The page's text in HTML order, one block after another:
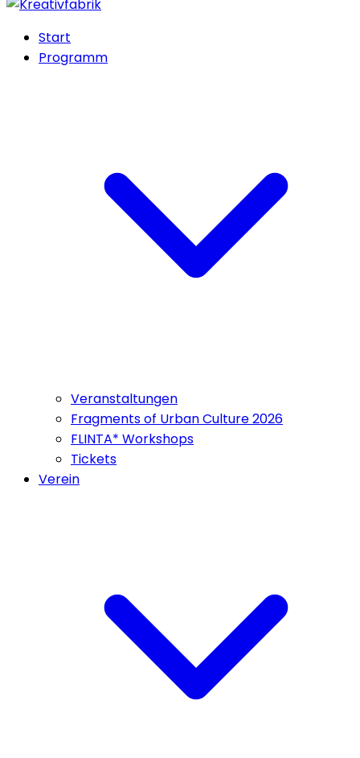
Start
Programm
Veranstaltungen
Fragments of Urban Culture 2026
FLINTA* Workshops
Tickets
Verein